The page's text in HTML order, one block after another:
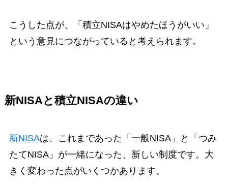
こうした点が、「積立NISAはやめたほうがいい」
という意見につながっていると考えられます。
新NISAと積立NISAの違い
新NISAは、これまであった「一般NISA」と「つみ
たてNISA」が一緒になった、新しい制度です。大
きく変わった点がいくつかあります。